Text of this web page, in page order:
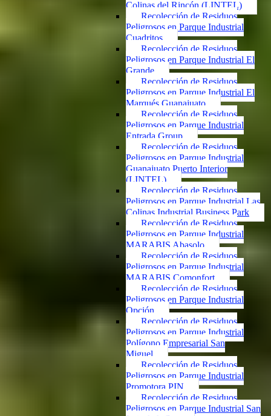
Colinas del Rincón (LINTEL)
Recolección de Residuos
Peligrosos en Parque Industrial
Cuadritos
Recolección de Residuos
Peligrosos en Parque Industrial El
Grande
Recolección de Residuos
Peligrosos en Parque Industrial El
Marqués Guanajuato
Recolección de Residuos
Peligrosos en Parque Industrial
Entrada Group
Recolección de Residuos
Peligrosos en Parque Industrial
Guanajuato Puerto Interior
(LINTEL)
Recolección de Residuos
Peligrosos en Parque Industrial Las
Colinas Industrial Business Park
Recolección de Residuos
Peligrosos en Parque Industrial
MARABIS Abasolo
Recolección de Residuos
Peligrosos en Parque Industrial
MARABIS Comonfort
Recolección de Residuos
Peligrosos en Parque Industrial
Opción
Recolección de Residuos
Peligrosos en Parque Industrial
Polígono Empresarial San
Miguel
Recolección de Residuos
Peligrosos en Parque Industrial
Promotora PIN
Recolección de Residuos
Peligrosos en Parque Industrial San